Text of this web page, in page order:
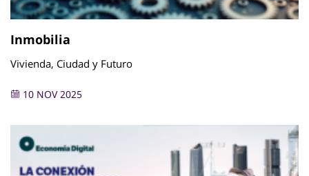
Inmobilia
Vivienda, Ciudad y Futuro
10 NOV 2025